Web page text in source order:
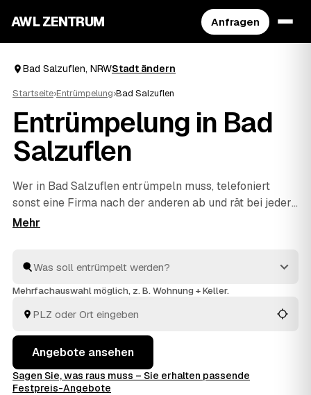
AWL ZENTRUM Anfragen
Bad Salzuflen, NRWStadt ändern
Startseite›Entrümpelung›Bad Salzuflen
Entrümpelung in Bad
Salzuflen
Wer in Bad Salzuflen entrümpeln muss, telefoniert
sonst eine Firma nach der anderen ab und rät bei jeder
die Kosten neu. Mit AWL beschreiben Sie Ihr Vorhaben
mehrerer geprüfter Anbieter aus NRW. Sie legen die
Angebote nebeneinander und sehen sofort, welches
haben.
Mehrfachauswahl möglich, z. B. Wohnung + Keller.
Angebote ansehen
Sagen Sie, was raus muss – Sie erhalten passende
Festpreis-Angebote